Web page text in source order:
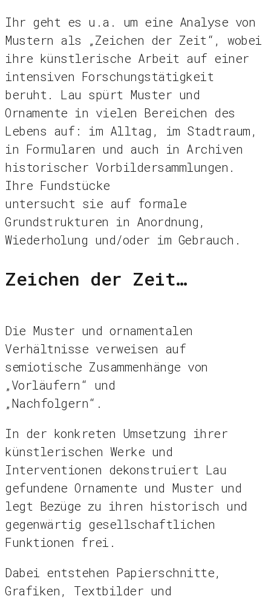
Ihr geht es u.a. um eine Analyse von
Mustern als „Zeichen der Zeit“, wobei
ihre künstlerische Arbeit auf einer
intensiven Forschungstätigkeit
beruht. Lau spürt Muster und
Ornamente in vielen Bereichen des
Lebens auf: im Alltag, im Stadtraum,
in Formularen und auch in Archiven
historischer Vorbildersammlungen.
Ihre Fundstücke
untersucht sie auf formale
Grundstrukturen in Anordnung,
Wiederholung und/oder im Gebrauch.
Zeichen der Zeit…
Die Muster und ornamentalen
Verhältnisse verweisen auf
semiotische Zusammenhänge von
„Vorläufern“ und
„Nachfolgern“.
In der konkreten Umsetzung ihrer
künstlerischen Werke und
Interventionen dekonstruiert Lau
gefundene Ornamente und Muster und
legt Bezüge zu ihren historisch und
gegenwärtig gesellschaftlichen
Funktionen frei.
Dabei entstehen Papierschnitte,
Grafiken, Textbilder und